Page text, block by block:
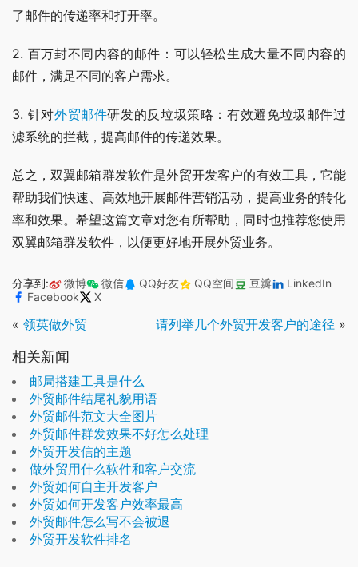
了邮件的传递率和打开率。
2. 百万封不同内容的邮件：可以轻松生成大量不同内容的
邮件，满足不同的客户需求。
3. 针对外贸邮件研发的反垃圾策略：有效避免垃圾邮件过
滤系统的拦截，提高邮件的传递效果。
总之，双翼邮箱群发软件是外贸开发客户的有效工具，它能
帮助我们快速、高效地开展邮件营销活动，提高业务的转化
率和效果。希望这篇文章对您有所帮助，同时也推荐您使用
双翼邮箱群发软件，以便更好地开展外贸业务。
分享到: 微博 微信 QQ好友 QQ空间 豆瓣
LinkedIn
Facebook
X
« 领英做外贸 请列举几个外贸开发客户的途径 »
相关新闻
邮局搭建工具是什么
外贸邮件结尾礼貌用语
外贸邮件范文大全图片
外贸邮件群发效果不好怎么处理
外贸开发信的主题
做外贸用什么软件和客户交流
外贸如何自主开发客户
外贸如何开发客户效率最高
外贸邮件怎么写不会被退
外贸开发软件排名